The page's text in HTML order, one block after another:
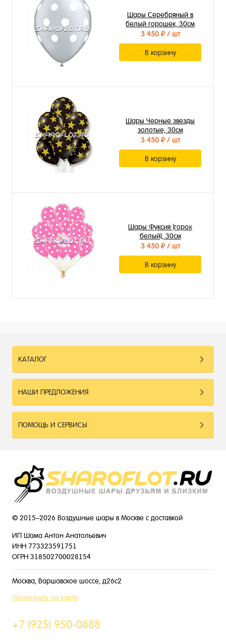
Шары Серебряный в
белый горошек, 30см
3 450 ₽/ шт
В корзину
Шары Черные звезды
золотые, 30см
3 450 ₽/ шт
В корзину
Шары Фуксия (горох
белый), 30см
3 450 ₽/ шт
В корзину
КАТАЛОГ
НАШИ ПРЕДЛОЖЕНИЯ
ПОМОЩЬ И СЕРВИСЫ
© 2015–2026 Воздушные шары в Москве с доставкой
ИП Шама Антон Анатольевич
ИНН 773323591751
ОГРН 318502700028154
Москва, Варшавское шоссе, д26с2
Посмотреть на карте
+7 (925) 950-0888